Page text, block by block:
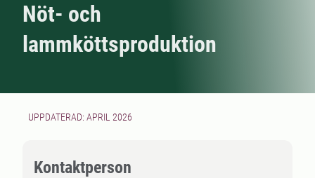
Nöt- och
lammköttsproduktion
UPPDATERAD: APRIL 2026
Kontaktperson